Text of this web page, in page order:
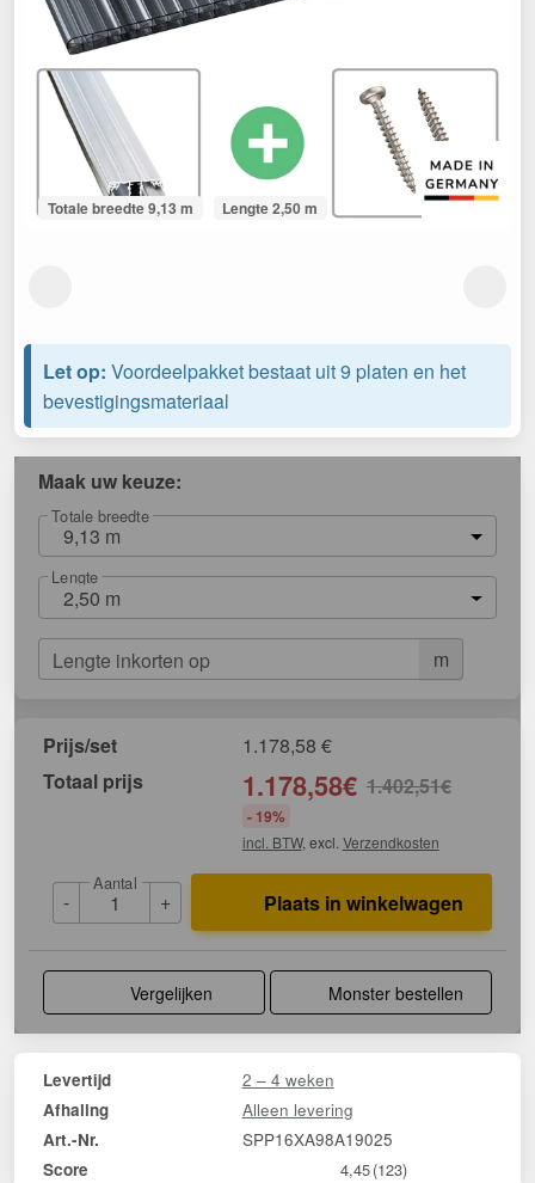
Totale breedte 9,13 m Lengte 2,50 m
Let op: Voordeelpakket bestaat uit 9 platen en het
bevestigingsmateriaal
Maak uw keuze:
Totale breedte
9,13 m
Lengte
2,50 m
m
Lengte inkorten op
Prijs/set 1.178,58 €
Totaal prijs
1.178,58€ 1.402,51€
- 19%
incl. BTW, excl. Verzendkosten
-
Aantal
+ Plaats in winkelwagen
Vergelijken Monster bestellen
Levertijd 2 – 4 weken
Afhaling Alleen levering
Art.-Nr. SPP16XA98A19025
Score 4,45(123)